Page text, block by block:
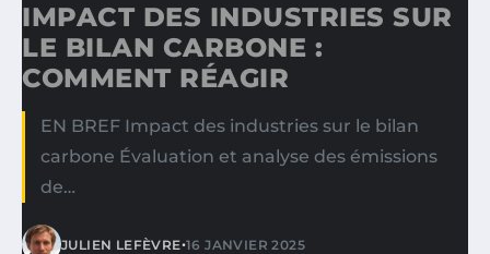
IMPACT DES INDUSTRIES SUR
LE BILAN CARBONE :
COMMENT RÉAGIR
EN BREF Impact des industries sur le bilan
carbone Évaluation et analyse des émissions
de…
JULIEN LEFÈVRE•16 JANVIER 2025